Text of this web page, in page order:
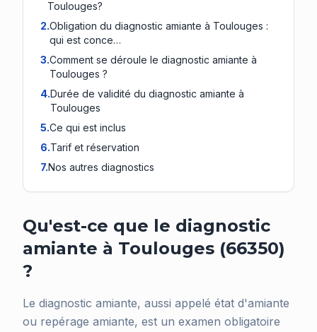
Toulouges?
2.Obligation du diagnostic amiante à Toulouges :
qui est conce…
3.Comment se déroule le diagnostic amiante à
Toulouges ?
4.Durée de validité du diagnostic amiante à
Toulouges
5.Ce qui est inclus
6.Tarif et réservation
7.Nos autres diagnostics
Qu'est-ce que le diagnostic
amiante à Toulouges (66350)
?
Le diagnostic amiante, aussi appelé état d'amiante
ou repérage amiante, est un examen obligatoire